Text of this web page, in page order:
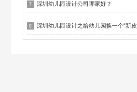
7 深圳幼儿园设计公司哪家好？
8 深圳幼儿园设计之给幼儿园换一个“新皮肤”